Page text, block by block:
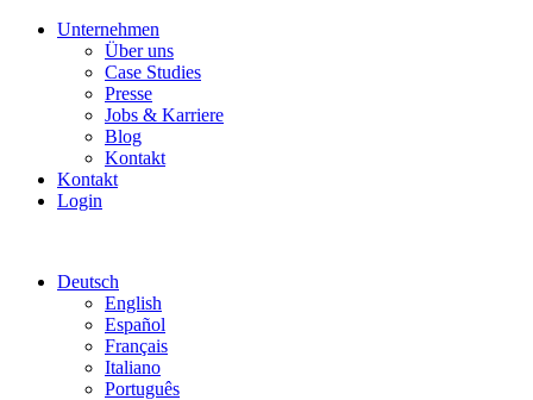
Unternehmen
Über uns
Case Studies
Presse
Jobs & Karriere
Blog
Kontakt
Kontakt
Login
Deutsch
English
Español
Français
Italiano
Português